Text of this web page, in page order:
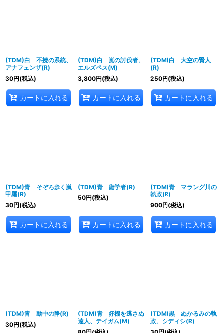
(TDM)白 不撓の系統、
アナフェンザ(R)
30円(税込)
カートに入れる
(TDM)白 嵐の討伐者、
エルズペス(M)
3,800円(税込)
カートに入れる
(TDM)白 大空の賢人
(R)
250円(税込)
カートに入れる
(TDM)青 そぞろ歩く嵐
甲羅(R)
30円(税込)
カートに入れる
(TDM)青 龍学者(R)
50円(税込)
カートに入れる
(TDM)青 マラング川の
執政(R)
900円(税込)
カートに入れる
(TDM)青 動中の静(R)
30円(税込)
(TDM)青 好機を逃さぬ
達人、テイガム(M)
(TDM)黒 ぬかるみの執
政、シディシ(R)